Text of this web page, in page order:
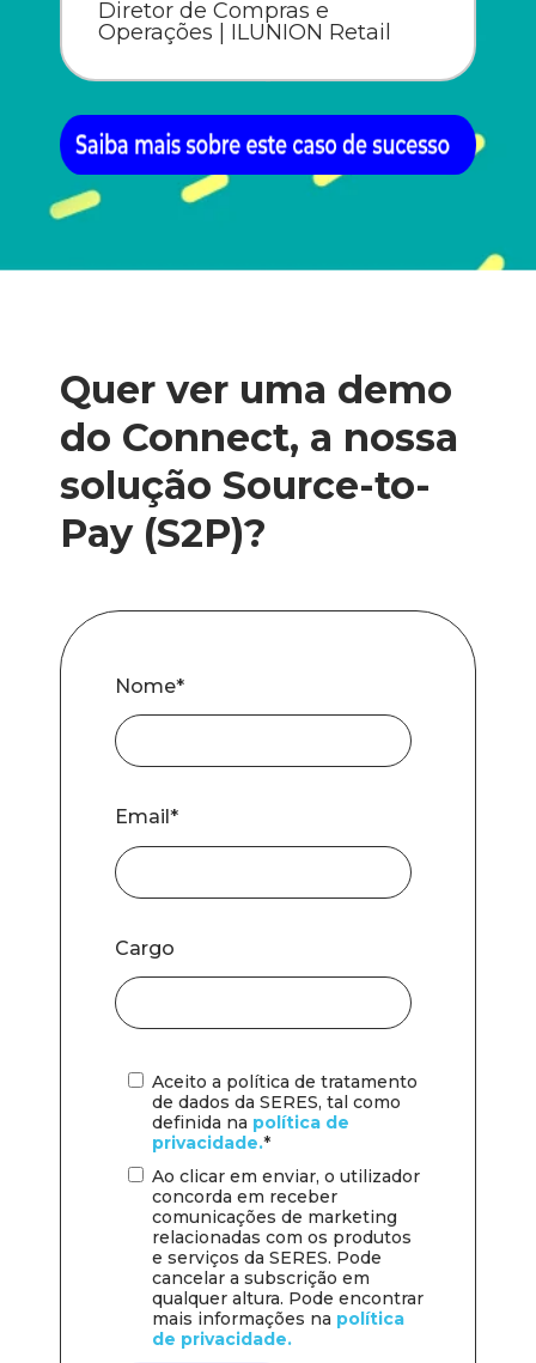
Diretor de Compras e
Operações | ILUNION Retail
Quer ver uma demo
do Connect, a nossa
solução Source-to-
Pay (S2P)?
Nome*
Email *
Cargo
Aceito a política de tratamento
de dados da SERES, tal como
definida na política de
privacidade.*
Ao clicar em enviar, o utilizador
concorda em receber
comunicações de marketing
relacionadas com os produtos
e serviços da SERES. Pode
cancelar a subscrição em
qualquer altura. Pode encontrar
mais informações na política
de privacidade.